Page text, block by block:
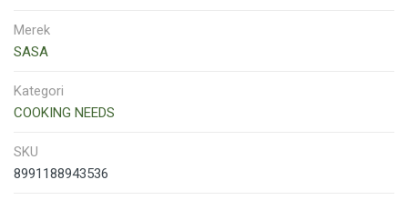
Merek
SASA
Kategori
COOKING NEEDS
SKU
8991188943536